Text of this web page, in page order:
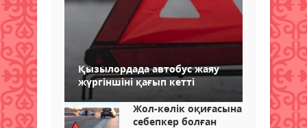
Қызылордада автобус жаяу
жүргіншіні қағып кетті
Жол-көлік оқиғасына
себепкер болған